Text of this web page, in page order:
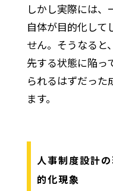
しかし実際には
自体が目的化して
せん。そうなると
先する状態に陥っ
られるはずだった
ます。
人事制度設計
的化現象